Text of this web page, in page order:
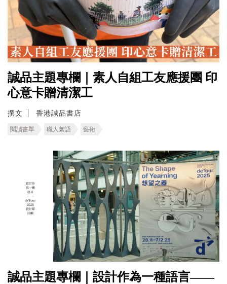
誠品主題專欄｜素人自組工友應援團 印
心意卡贈清潔工
撰文 香港誠品書店
閱讀書單 職人絮語 藝術
誠品主題專欄｜設計作為一種語言——